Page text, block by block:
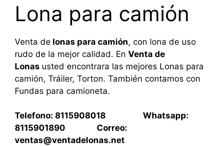
Lona para camión
Venta de lonas para camión, con lona de uso
rudo de la mejor calidad. En Venta de
Lonas usted encontrara las mejores Lonas para
camión, Tráiler, Torton. También contamos con
Fundas para camioneta.
Telefono: 8115908018 Whatsapp:
8115901890 Correo:
ventas@ventadelonas.net